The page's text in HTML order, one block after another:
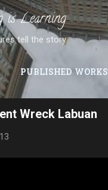
Skip to main content
is Learning
tell the story
PUBLISHED WORKS
Wreck Labuan